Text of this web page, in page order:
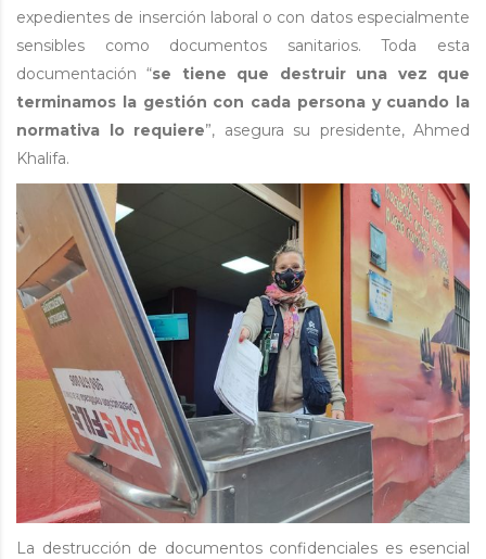
expedientes de inserción laboral o con datos especialmente
sensibles como documentos sanitarios. Toda esta
documentación “se tiene que destruir una vez que
terminamos la gestión con cada persona y cuando la
normativa lo requiere”, asegura su presidente, Ahmed
Khalifa.
La destrucción de documentos confidenciales es esencial